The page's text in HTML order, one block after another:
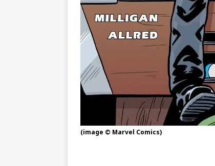
(image © Marvel Comics)